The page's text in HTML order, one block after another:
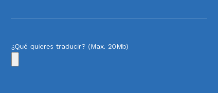
¿Qué quieres traducir? (Max. 20Mb)